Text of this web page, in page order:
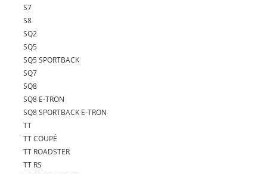
S7
S8
SQ2
SQ5
SQ5 SPORTBACK
SQ7
SQ8
SQ8 E-TRON
SQ8 SPORTBACK E-TRON
TT
TT COUPÉ
TT ROADSTER
TT RS